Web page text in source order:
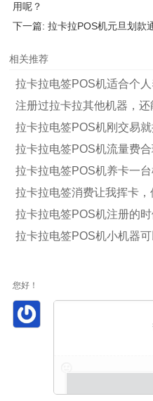
用呢？
下一篇: 拉卡拉POS机元旦划款
相关推荐
拉卡拉电签POS机适合个人
注册过拉卡拉其他机器，
拉卡拉电签POS机刚交易
拉卡拉电签POS机流量费合
拉卡拉电签POS机养卡一
拉卡拉电签消费让我挥卡
拉卡拉电签POS机注册的
拉卡拉电签POS机小机器
您好！